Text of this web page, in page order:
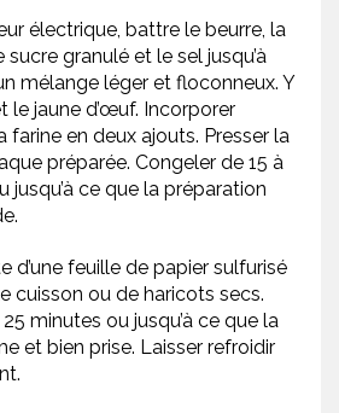
électrique, battre le beurre, la
sucre granulé et le sel jusqu’à
mélange léger et floconneux. Y
le jaune d’œuf. Incorporer
farine en deux ajouts. Presser la
préparée. Congeler de 15 à
jusqu’à ce que la préparation
d’une feuille de papier sulfurisé
cuisson ou de haricots secs.
minutes ou jusqu’à ce que la
et bien prise. Laisser refroidir